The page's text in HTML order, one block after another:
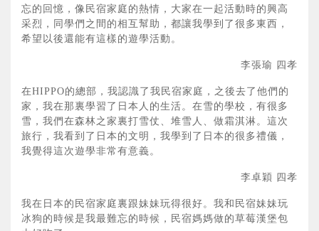
忘的回憶，像民宿家庭的熱情，大家在一起活動時的興高
采烈，同學們之間的相互幫助，都讓我學到了很多東西，
希望以後還能有這樣的遊學活動。
李張瑜 四孝
在HIPPO的總部，我認識了我民宿家庭，之後去了他們的
家，我在那裏學習了日本人的生活。在雪的學校，有很多
雪，我們在森林之家裏打雪仗、堆雪人、做霜淇淋。這次
旅行，我看到了日本的文明，我學到了日本的很多禮儀，
我覺得這次遊學非常有意義。
李卓穎 四孝
我在日本的民宿家庭裏跟妹妹玩得很好。我和民宿妹妹玩
冰狗的時候是我最難忘的時候，民宿媽媽做的草莓漢堡包